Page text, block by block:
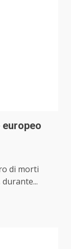
europeo
di morti